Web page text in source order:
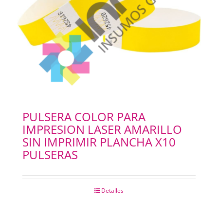
PAPELES
PANTOGRAFOS
HYDROGEL
IMPRESORAS PLOTERS
PULSERA COLOR PARA
IMPRESION LASER AMARILLO
SIN IMPRIMIR PLANCHA X10
PULSERAS
Detalles